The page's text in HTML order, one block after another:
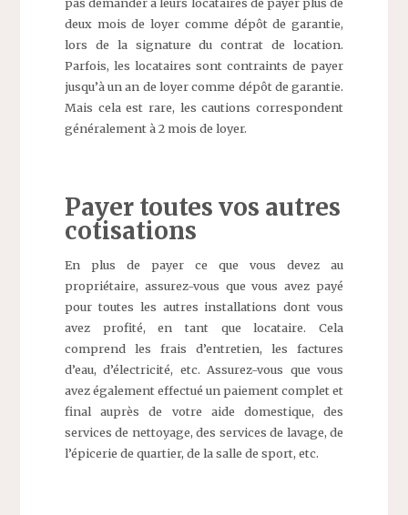
deux mois de loyer comme dépôt de garantie,
lors de la signature du contrat de location.
Parfois, les locataires sont contraints de payer
jusqu’à un an de loyer comme dépôt de garantie.
Mais cela est rare, les cautions correspondent
généralement à 2 mois de loyer.
Payer toutes vos autres
cotisations
En plus de payer ce que vous devez au
propriétaire, assurez-vous que vous avez payé
pour toutes les autres installations dont vous
avez profité, en tant que locataire. Cela
comprend les frais d’entretien, les factures
d’eau, d’électricité, etc. Assurez-vous que vous
avez également effectué un paiement complet et
final auprès de votre aide domestique, des
services de nettoyage, des services de lavage, de
l’épicerie de quartier, de la salle de sport, etc.